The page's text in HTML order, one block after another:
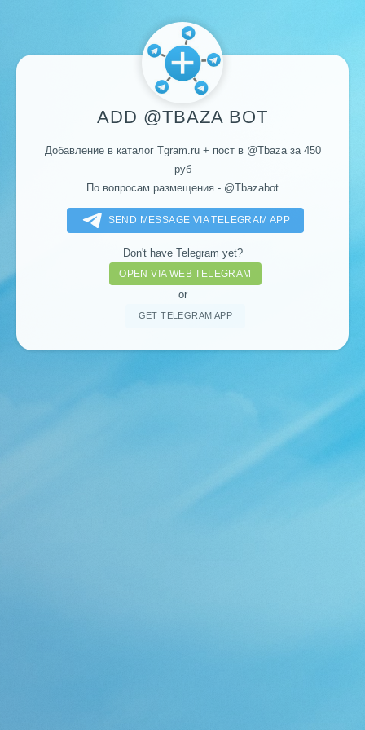
ADD @TBAZA BOT
Добавление в каталог Tgram.ru + пост в @Tbazaза 450
руб
По вопросам размещения - @Tbazabot
SEND MESSAGE VIA TELEGRAM APP
Don't have Telegram yet?
OPEN VIA WEB TELEGRAM
or
GET TELEGRAM APP